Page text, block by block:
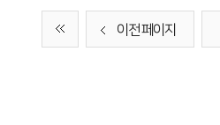
이전 페이지